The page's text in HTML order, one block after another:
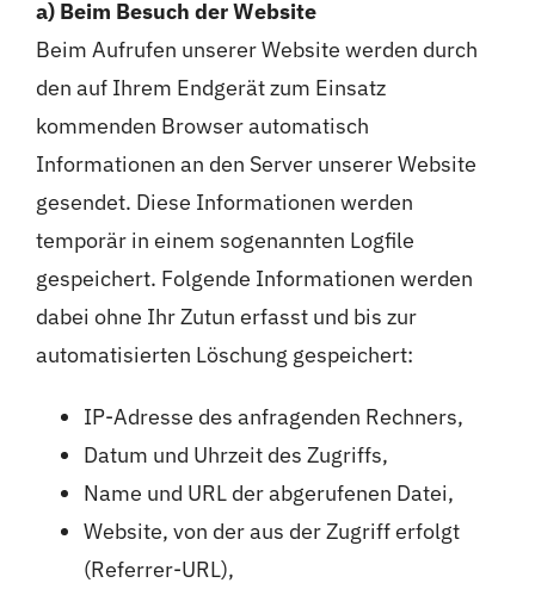
a) Beim Besuch der Website
Beim Aufrufen unserer Website werden durch
den auf Ihrem Endgerät zum Einsatz
kommenden Browser automatisch
Informationen an den Server unserer Website
gesendet. Diese Informationen werden
temporär in einem sogenannten Logfile
gespeichert. Folgende Informationen werden
dabei ohne Ihr Zutun erfasst und bis zur
automatisierten Löschung gespeichert:
IP-Adresse des anfragenden Rechners,
Datum und Uhrzeit des Zugriffs,
Name und URL der abgerufenen Datei,
Website, von der aus der Zugriff erfolgt
(Referrer-URL),